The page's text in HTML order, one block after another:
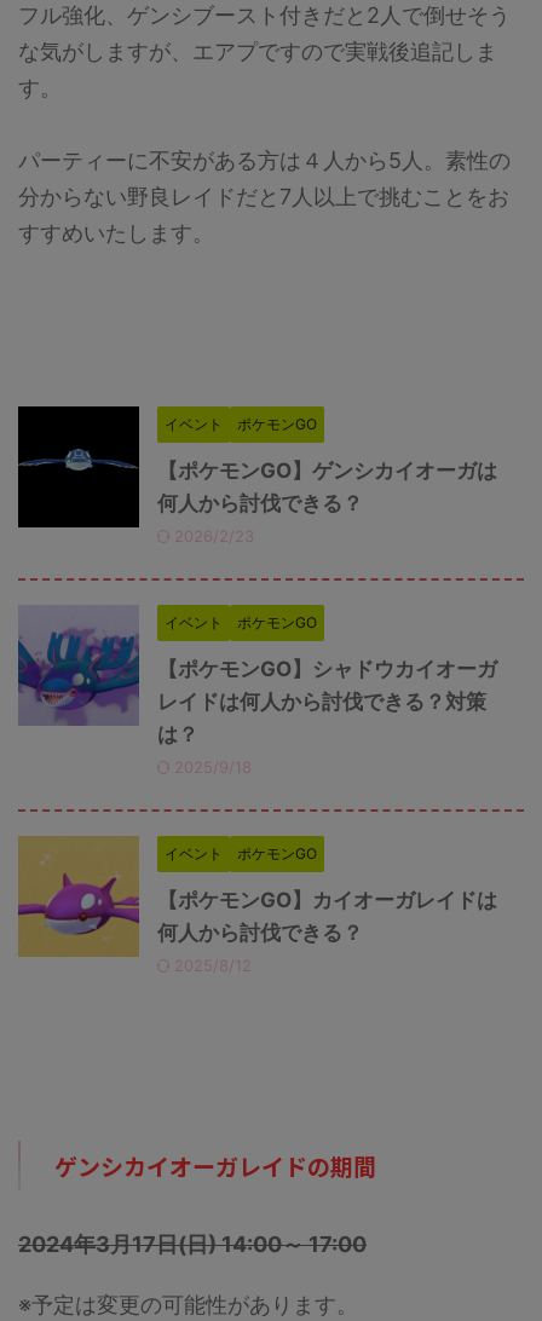
フル強化、ゲンシブースト付きだと2人で倒せそう
な気がしますが、エアプですので実戦後追記しま
す。
パーティーに不安がある方は４人から5人。素性の
分からない野良レイドだと7人以上で挑むことをお
すすめいたします。
イベント ポケモンGO
【ポケモンGO】ゲンシカイオーガは
何人から討伐できる？
2026/2/23
イベント ポケモンGO
【ポケモンGO】シャドウカイオーガ
レイドは何人から討伐できる？対策
は？
2025/9/18
イベント ポケモンGO
【ポケモンGO】カイオーガレイドは
何人から討伐できる？
2025/8/12
ゲンシカイオーガレイドの期間
2024年3月17日(日) 14:00～ 17:00
※予定は変更の可能性があります。